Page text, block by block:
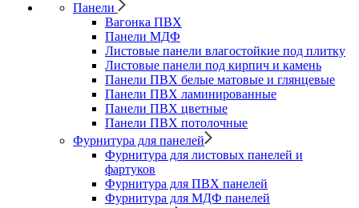
Панели
Вагонка ПВХ
Панели МДФ
Листовые панели влагостойкие под плитку
Листовые панели под кирпич и камень
Панели ПВХ белые матовые и глянцевые
Панели ПВХ ламинированные
Панели ПВХ цветные
Панели ПВХ потолочные
Фурнитура для панелей
Фурнитура для листовых панелей и
фартуков
Фурнитура для ПВХ панелей
Фурнитура для МДФ панелей